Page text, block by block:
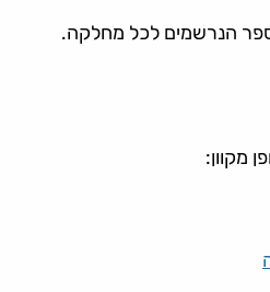
הנרשמים לכל מחלקה.
מקוון: